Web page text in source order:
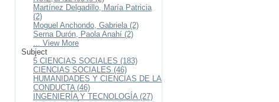
Martínez Delgadillo, María Patricia
(2)
Moguel Anchondo, Gabriela (2)
Serna Durón, Paola Anahí (2)
... View More
Subject
5 CIENCIAS SOCIALES (183)
CIENCIAS SOCIALES (46)
HUMANIDADES Y CIENCIAS DE LA
CONDUCTA (46)
INGENIERÍA Y TECNOLOGÍA (27)